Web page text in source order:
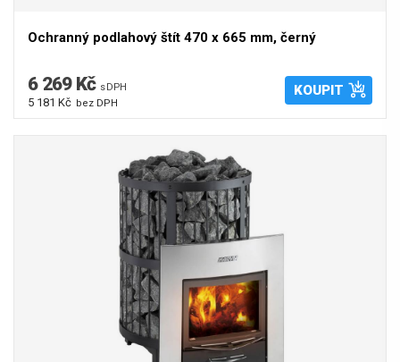
Ochranný podlahový štít 470 x 665 mm, černý
6 269 Kč s DPH
5 181 Kč bez DPH
KOUPIT